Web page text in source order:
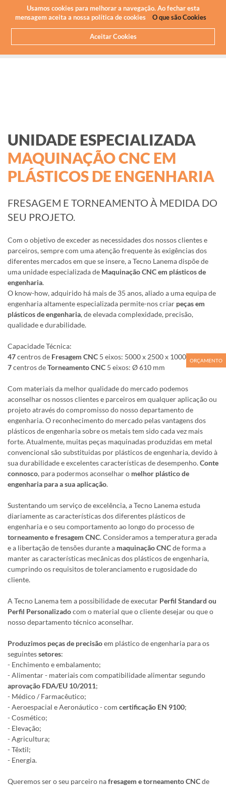
Usamos cookies para melhorar a navegação. Ao fechar esta
mensagem aceita a nossa política de cookies
O que são Cookies
Aceitar Cookies
Newsletter
UNIDADE ESPECIALIZADA
MAQUINAÇÃO CNC EM
PLÁSTICOS DE ENGENHARIA
FRESAGEM E TORNEAMENTO À MEDIDA DO
SEU PROJETO.
Com o objetivo de exceder as necessidades dos nossos clientes e
parceiros, sempre com uma atenção frequente às exigências dos
diferentes mercados em que se insere, a Tecno Lanema dispõe de
uma unidade especializada de Maquinação CNC em plásticos de
engenharia.
O know-how, adquirido há mais de 35 anos, aliado a uma equipa de
engenharia altamente especializada permite-nos criar peças em
plásticos de engenharia, de elevada complexidade, precisão,
qualidade e durabilidade.
Capacidade Técnica:
47centros de Fresagem CNC 5 eixos: 5000 x 2500 x 1000 mm
7centros deTorneamento CNC 5 eixos: Ø 610 mm
Com materiais da melhor qualidade do mercado podemos
aconselhar os nossos clientes e parceiros em qualquer aplicação ou
projeto através do compromisso do nosso departamento de
engenharia. O reconhecimento do mercado pelas vantagens dos
plásticos de engenharia sobre os metais tem sido cada vez mais
forte. Atualmente, muitas peças maquinadas produzidas em metal
convencional são substituidas por plásticos de engenharia, devido à
sua durabilidade e excelentes características de desempenho.Conte
connosco, para podermos aconselhar o melhor plástico de
engenharia para a sua aplicação.
Sustentando um serviço de excelência, a Tecno Lanema estuda
diariamente as características dos diferentes plásticos de
engenharia e o seu comportamento ao longo do processo de
torneamento e fresagem CNC. Consideramos a temperatura gerada
e a libertação de tensões durante a maquinação CNCde forma a
manter as características mecânicas dos plásticos de engenharia,
cumprindo os requisitos de toleranciamento e rugosidade do
cliente.
A Tecno Lanema tem a possibilidade de executar Perfil Standard ou
Perfil Personalizadocom o material que o cliente desejar ou que o
nosso departamento técnico aconselhar.
Produzimos peças de precisãoem plástico de engenharia para os
seguintessetores:
- Enchimento e embalamento;
- Alimentar - materiais com compatibilidade alimentar segundo
aprovação FDA/EU 10/2011;
- Médico / Farmacêutico;
- Aeroespacial e Aeronáutico - com certificação EN 9100;
- Cosmético;
- Elevação;
- Agricultura;
- Têxtil;
- Energia.
Queremos ser o seu parceiro nafresagem e torneamento CNCde
ORÇAMENTO